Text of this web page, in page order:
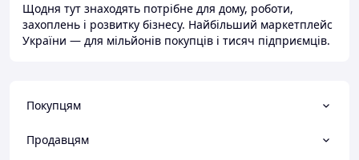
Щодня тут знаходять потрібне для дому, роботи,
захоплень і розвитку бізнесу. Найбільший маркетплейс
України — для мільйонів покупців і тисяч підприємців.
Покупцям
Продавцям